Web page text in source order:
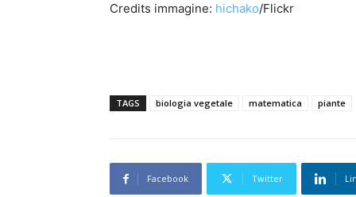
Credits immagine: hichako/Flickr
TAGS biologia vegetale matematica piante
Facebook Twitter